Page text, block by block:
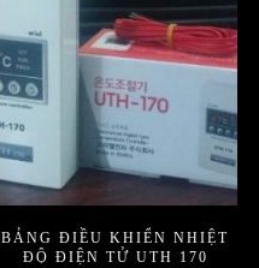
BẢNG ĐIỀU KHIỂN NHIỆT
ĐỘ ĐIỆN TỬ UTH 170